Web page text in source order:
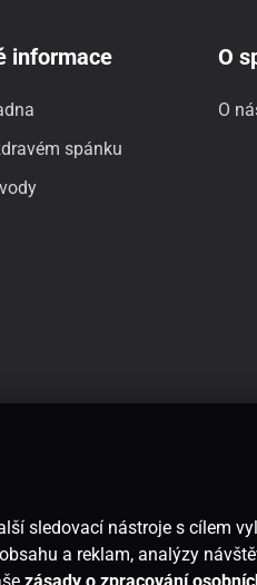
informace
spánku
O
O
sledovací nástroje s cílem
a reklam, analýzy